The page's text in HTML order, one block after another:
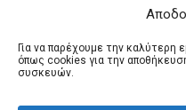
Για να παρέχουμε την καλύτερη
όπως cookies για την
συσκευών.
Για εκπαιδευτικούς
Εγγραφή